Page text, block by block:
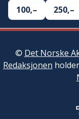
100,–
250,–
© Det Norske
Redaksjonen